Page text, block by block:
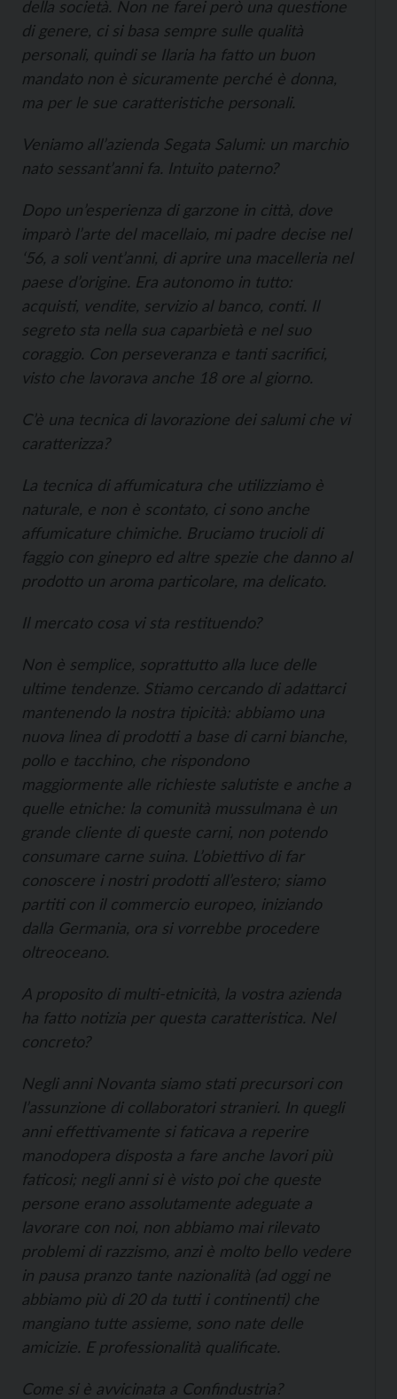
della società. Non ne farei però una questione
di genere, ci si basa sempre sulle qualità
personali, quindi se Ilaria ha fatto un buon
mandato non è sicuramente perché è donna,
ma per le sue caratteristiche personali.
Veniamo all’azienda Segata Salumi: un marchio
nato sessant’anni fa. Intuito paterno?
Dopo un’esperienza di garzone in città, dove
imparò l’arte del macellaio, mi padre decise nel
‘56, a soli vent’anni, di aprire una macelleria nel
paese d’origine. Era autonomo in tutto:
acquisti, vendite, servizio al banco, conti. Il
segreto sta nella sua caparbietà e nel suo
coraggio. Con perseveranza e tanti sacrifici,
visto che lavorava anche 18 ore al giorno.
C’è una tecnica di lavorazione dei salumi che vi
caratterizza?
La tecnica di affumicatura che utilizziamo è
naturale, e non è scontato, ci sono anche
affumicature chimiche. Bruciamo trucioli di
faggio con ginepro ed altre spezie che danno al
prodotto un aroma particolare, ma delicato.
Il mercato cosa vi sta restituendo?
Non è semplice, soprattutto alla luce delle
ultime tendenze. Stiamo cercando di adattarci
mantenendo la nostra tipicità: abbiamo una
nuova linea di prodotti a base di carni bianche,
pollo e tacchino, che rispondono
maggiormente alle richieste salutiste e anche a
quelle etniche: la comunità mussulmana è un
grande cliente di queste carni, non potendo
consumare carne suina. L’obiettivo di far
conoscere i nostri prodotti all’estero; siamo
partiti con il commercio europeo, iniziando
dalla Germania, ora si vorrebbe procedere
oltreoceano.
A proposito di multi-etnicità, la vostra azienda
ha fatto notizia per questa caratteristica. Nel
concreto?
Negli anni Novanta siamo stati precursori con
l’assunzione di collaboratori stranieri. In quegli
anni effettivamente si faticava a reperire
manodopera disposta a fare anche lavori più
faticosi; negli anni si è visto poi che queste
persone erano assolutamente adeguate a
lavorare con noi, non abbiamo mai rilevato
problemi di razzismo, anzi è molto bello vedere
in pausa pranzo tante nazionalità (ad oggi ne
abbiamo più di 20 da tutti i continenti) che
mangiano tutte assieme, sono nate delle
amicizie. E professionalità qualificate.
Come si è avvicinata a Confindustria?